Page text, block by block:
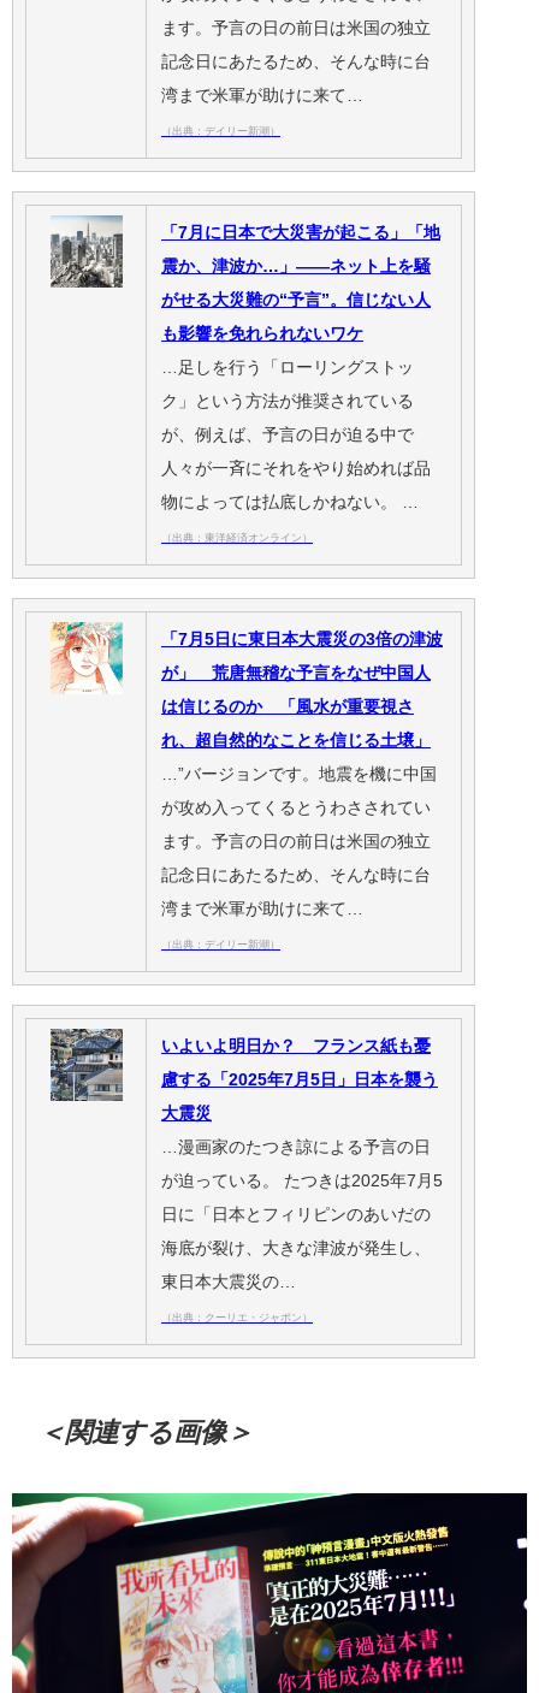
ます。予言の日の前日は米国の独立
記念日にあたるため、そんな時に台
湾まで米軍が助けに来て…
（出典：デイリー新潮）
「7月に日本で大災害が起こる」「地
震か、津波か…」――ネット上を騒
がせる大災難の“予言”。信じない人
も影響を免れられないワケ
…足しを行う「ローリングストッ
ク」という方法が推奨されている
が、例えば、予言の日が迫る中で
人々が一斉にそれをやり始めれば品
物によっては払底しかねない。 …
（出典：東洋経済オンライン）
「7月5日に東日本大震災の3倍の津波
が」 荒唐無稽な予言をなぜ中国人
は信じるのか 「風水が重要視さ
れ、超自然的なことを信じる土壌」
…”バージョンです。地震を機に中国
が攻め入ってくるとうわさされてい
ます。予言の日の前日は米国の独立
記念日にあたるため、そんな時に台
湾まで米軍が助けに来て…
（出典：デイリー新潮）
いよいよ明日か？ フランス紙も憂
慮する「2025年7月5日」日本を襲う
大震災
…漫画家のたつき諒による予言の日
が迫っている。 たつきは2025年7月5
日に「日本とフィリピンのあいだの
海底が裂け、大きな津波が発生し、
東日本大震災の…
（出典：クーリエ・ジャポン）
＜関連する画像＞